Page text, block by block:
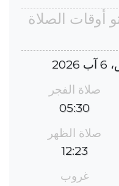
أوقات الصلاة
صلاة الفجر
05:30
صلاة الظهر
12:23
غروب